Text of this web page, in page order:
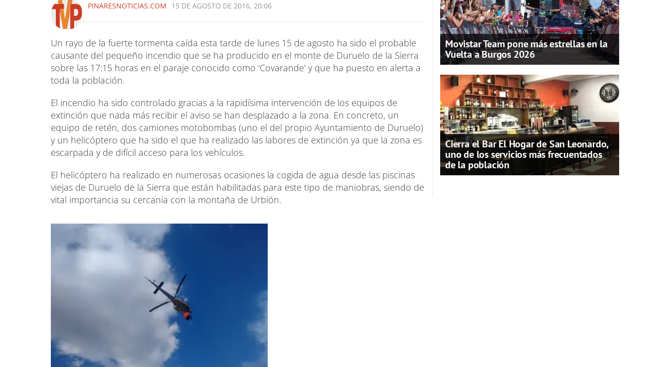
PINARESNOTICIAS.COM 15 DE AGOSTO DE 2016, 20:06
Un rayo de la fuerte tormenta caída esta tarde de lunes 15 de agosto ha sido el probable
causante del pequeño incendio que se ha producido en el monte de Duruelo de la Sierra
sobre las 17:15 horas en el paraje conocido como 'Covarande' y que ha puesto en alerta a
toda la población.
El incendio ha sido controlado gracias a la rapidísima intervención de los equipos de
extinción que nada más recibir el aviso se han desplazado a la zona. En concreto, un
equipo de retén, dos camiones motobombas (uno el del propio Ayuntamiento de Duruelo)
y un helicóptero que ha sido el que ha realizado las labores de extinción ya que la zona es
escarpada y de difícil acceso para los vehículos.
El helicóptero ha realizado en numerosas ocasiones la cogida de agua desde las piscinas
viejas de Duruelo de la Sierra que están habilitadas para este tipo de maniobras, siendo de
vital importancia su cercanía con la montaña de Urbión.
Movistar Team pone más estrellas en la
Vuelta a Burgos 2026
Cierra el Bar El Hogar de San Leonardo,
uno de los servicios más frecuentados
de la población